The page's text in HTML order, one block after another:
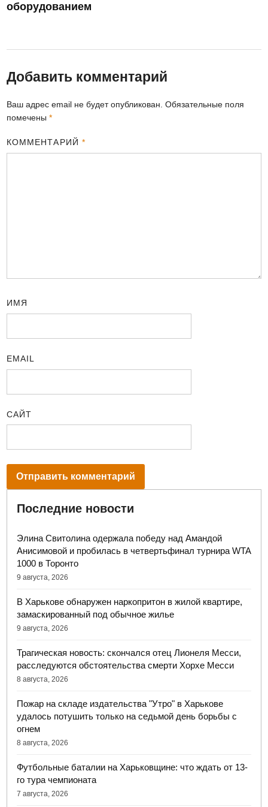
оборудованием
Добавить комментарий
Ваш адрес email не будет опубликован. Обязательные поля
помечены*
КОММЕНТАРИЙ *
ИМЯ
EMAIL
САЙТ
Последние новости
Элина Свитолина одержала победу над Амандой
Анисимовой и пробилась в четвертьфинал турнира WTA
1000 в Торонто
9 августа, 2026
В Харькове обнаружен наркопритон в жилой квартире,
замаскированный под обычное жилье
9 августа, 2026
Трагическая новость: скончался отец Лионеля Месси,
расследуются обстоятельства смерти Хорхе Месси
8 августа, 2026
Пожар на складе издательства "Утро" в Харькове
удалось потушить только на седьмой день борьбы с
огнем
8 августа, 2026
Футбольные баталии на Харьковщине: что ждать от 13-
го тура чемпионата
7 августа, 2026